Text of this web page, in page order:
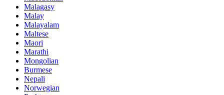
Malagasy
Malay
Malayalam
Maltese
Maori
Marathi
Mongolian
Burmese
Nepali
Norwegian